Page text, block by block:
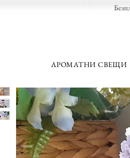
АРОМАТНИ СВЕЩИ